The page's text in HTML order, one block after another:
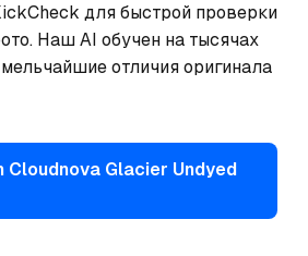
для быстрой проверки
Наш AI обучен на тысячах
отличия оригинала
Cloudnova Glacier Undyed